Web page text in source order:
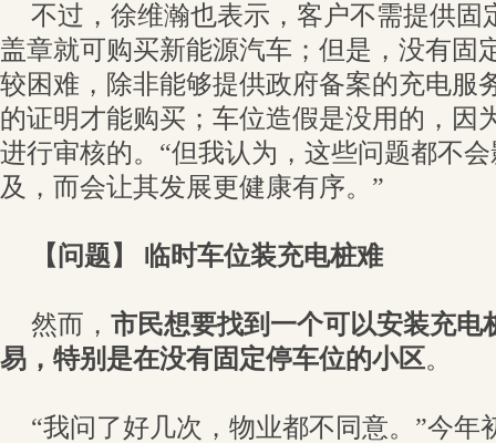
不过，徐维瀚也表示，客户不需提供固
盖章就可购买新能源汽车；但是，没有固
较困难，除非能够提供政府备案的充电服
的证明才能购买；车位造假是没用的，因
进行审核的。“但我认为，这些问题都不
及，而会让其发展更健康有序。”
【问题】 临时车位装充电桩难
然而， 市民想要找到一个可以安装充电
易，特别是在没有固定停车位的小区。
“我问了好几次，物业都不同意。”今年